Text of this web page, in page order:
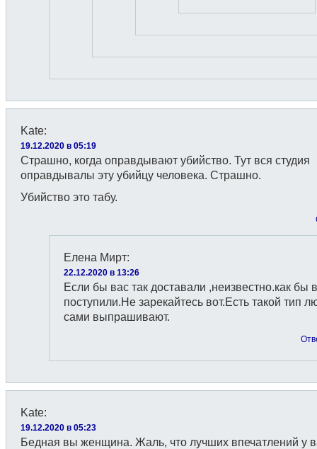
Kate:
19.12.2020 в 05:19
Страшно, когда оправдывают убийство. Тут вся студия
оправдывалы эту убийцу человека. Страшно.
Убийство это табу.
Елена Мирт:
22.12.2020 в 13:26
Если бы вас так доставали ,неизвестно.как бы
поступили.Не зарекайтесь вот.Есть такой тип
сами выпрашивают.
Kate:
19.12.2020 в 05:23
Бедная вы женщина. Жаль, что лучших впечатлений у